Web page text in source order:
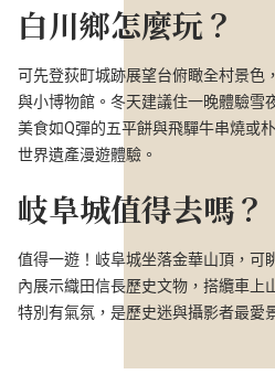
白川鄉怎麼玩？
可先登荻町城跡展望台俯瞰全村景色
與小博物館。冬天建議住一晚體驗雪
美食如Q彈的五平餅與飛驒牛串燒或
世界遺產漫遊體驗。
岐阜城值得去嗎？
值得一遊！岐阜城坐落金華山頂，可
內展示織田信長歷史文物，搭纜車上
特別有氣氛，是歷史迷與攝影者最愛